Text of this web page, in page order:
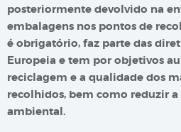
posteriormente devolvido na
embalagens nos pontos de
é obrigatório, faz parte das
Europeia e tem por objetivos
reciclagem e a qualidade dos
recolhidos, bem como reduzir a
ambiental.